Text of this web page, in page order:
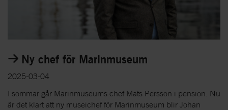
Ny chef för Marinmuseum
2025-03-04
I sommar går Marinmuseums chef Mats Persson i pension. Nu
är det klart att ny museichef för Marinmuseum blir Johan